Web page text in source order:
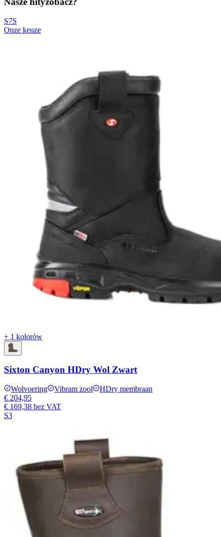
S7S
Onze keuze
+ 1 kolorów
Sixton Canyon HDry Wol Zwart
Wolvoering Vibram zool
HDry membraan
€ 204,95
€ 169,38 bez VAT
S3